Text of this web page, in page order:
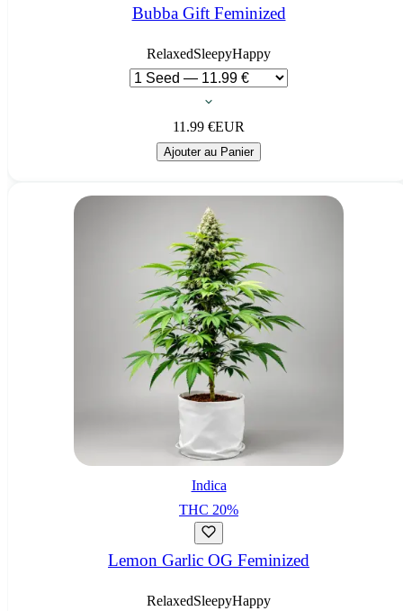
Bubba Gift Feminized
RelaxedSleepyHappy
11.99 €EUR
Ajouter au Panier
Indica
THC 20%
Lemon Garlic OG Feminized
RelaxedSleepyHappy